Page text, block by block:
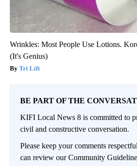
Wrinkles: Most People Use Lotions.
(It's Genius)
Tri Lift
BE PART OF THE
KIFI Local News 8 is committed to
civil and constructive conversation.
Please keep your comments
can review our Community